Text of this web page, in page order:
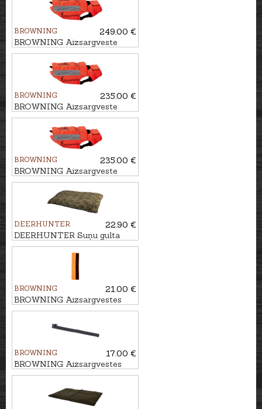
BROWNING
249.00 €
BROWNING Aizsargveste
sunim HUNTER, 80cm
BROWNING
235.00 €
BROWNING Aizsargveste
sunim HUNTER, 70cm
BROWNING
235.00 €
BROWNING Aizsargveste
sunim HUNTER, 60cm
DEERHUNTER
22.90 €
DEERHUNTER Suņu gulta
GERMANIA, 70x50cm
BROWNING
21.00 €
BROWNING Aizsargvestes
papildus muguras atloks,
BROWNING
17.00 €
BROWNING Aizsargvestes
papildus rāvējslēdzēja